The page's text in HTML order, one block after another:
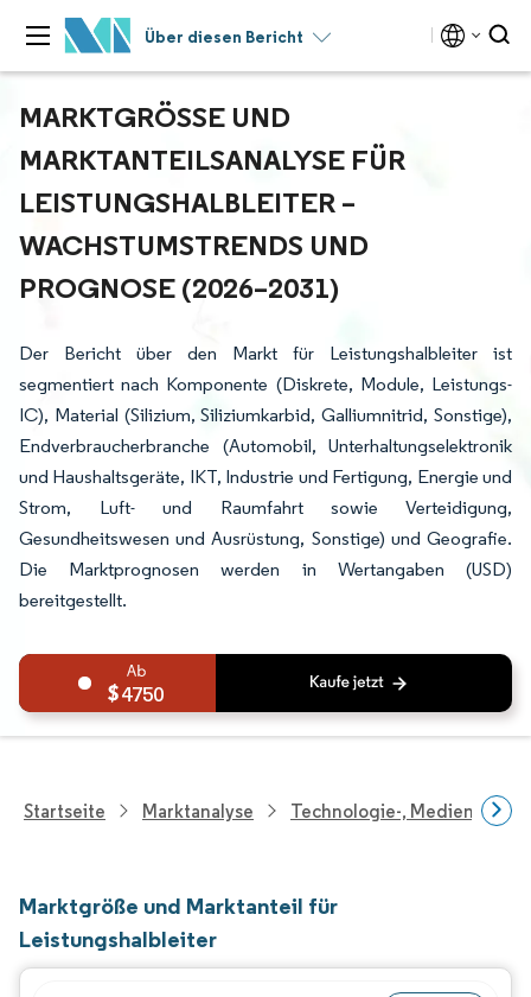
Über diesen Bericht
MARKTGRÖSSE UND M
ARKTANTEILSANALYSE FÜR L
EISTUNGSHALBLEITER – W
ACHSTUMSTRENDS UND P
ROGNOSE (2026–2031)
Der Bericht über den Markt für Leistungshalbleiter ist
segmentiert nach Komponente (Diskrete, Module, Leistungs-
IC), Material (Silizium, Siliziumkarbid, Galliumnitrid, Sonstige),
Endverbraucherbranche (Automobil, Unterhaltungselektronik
und Haushaltsgeräte, IKT, Industrie und Fertigung, Energie und
Strom, Luft- und Raumfahrt sowie Verteidigung,
Gesundheitswesen und Ausrüstung, Sonstige) und Geografie.
Die Marktprognosen werden in Wertangaben (USD)
bereitgestellt.
4750
Startseite Marktanalyse Technologie-, Medien- Und
Marktgröße und Marktanteil für
Leistungshalbleiter